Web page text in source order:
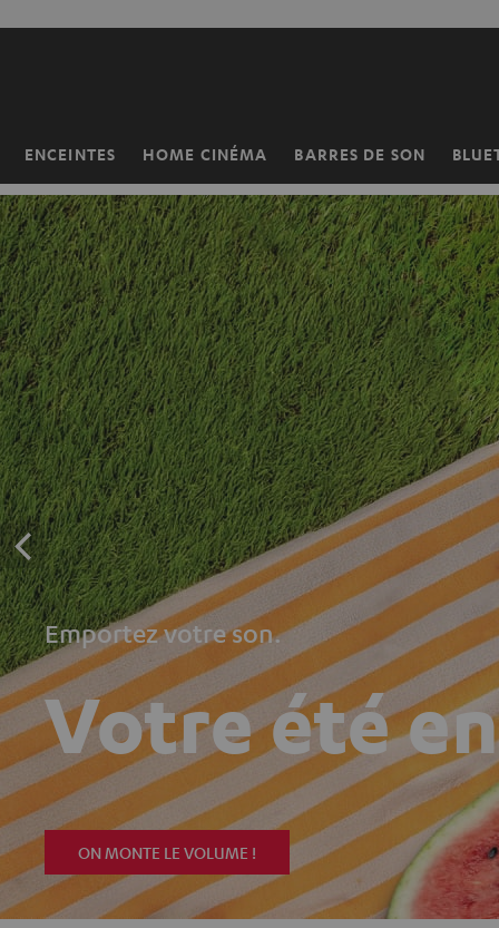
ENCEINTES HOME CINÉMA BARRES DE SON
Page
d’accueil
Emportez votre son.
Votre été
ON MONTE LE VOLUME !